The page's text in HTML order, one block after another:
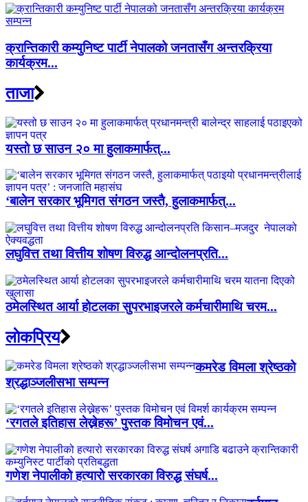
क्रान्तिकारी कम्युनिष्ट पार्टी नेपालको जनतासँग अन्तरक्रिया
कार्यक्रम...
ताजा
यस्तो छ साउन २० मा हुलाकमार्फत्...
‘बालेन सरकार भूमिगत संगठन जस्तै, हुलाकमार्फत्...
लघुवित्त तथा वित्तीय शोषण विरुद्ध आन्दोलनप्रति...
ठमेलस्थित आर्या होटलका सुपरभाइजरले कर्मचारीमाथि चरम...
लाेकप्रिय
कमरेड विमला श्रेष्ठको
श्रद्धाञ्जलीसभा सम्पन्न
‘रगतले इतिहास लेख्नेहरू’ पुस्तक विमोचन एवं...
गणेश नेपालीको हत्यारो सरकारका विरुद्ध संघर्ष...